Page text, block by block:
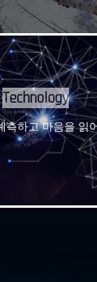
Technology
측하고 마음을 읽